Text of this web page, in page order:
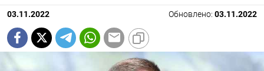
03.11.2022 Обновлено: 03.11.2022